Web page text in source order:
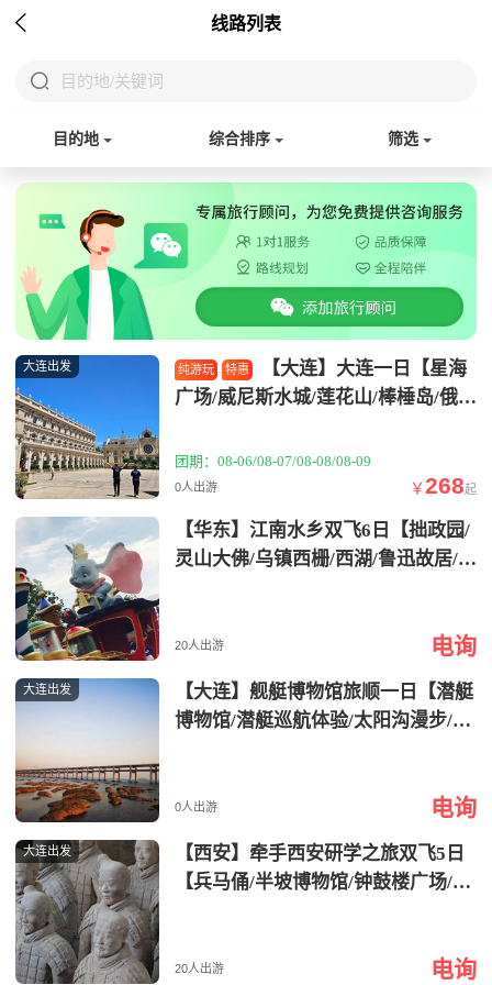
 线路列表
 目的地/关键词
目的地 综合排序 筛选
大连出发 纯游玩 特惠
【大连】大连一日【星海
广场/威尼斯水城/莲花山/棒棰岛/俄罗
团期：08-06/08-07/08-08/08-09
0人出游 ￥268起
【华东】江南水乡双飞6日【拙政园/
灵山大佛/乌镇西栅/西湖/鲁迅故居/云
20人出游 电询
大连出发
【大连】舰艇博物馆旅顺一日【潜艇
博物馆/潜艇巡航体验/太阳沟漫步/旅
0人出游 电询
大连出发
【西安】牵手西安研学之旅双飞5日
【兵马俑/半坡博物馆/钟鼓楼广场/回
20人出游 电询